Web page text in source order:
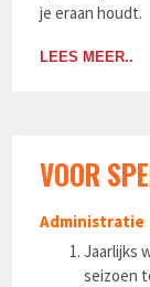
je eraan houdt.
LEES MEER..
VOOR
Administratie
Jaarlijks
seizoen